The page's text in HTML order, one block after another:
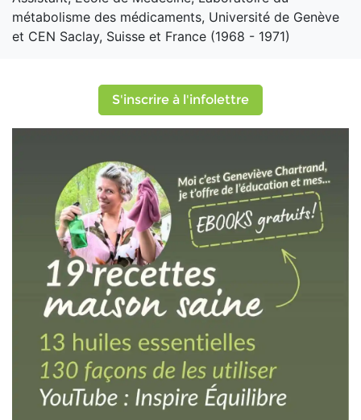
métabolisme des médicaments, Université de Genève
et CEN Saclay, Suisse et France (1968 - 1971)
S'inscrire à l'infolettre